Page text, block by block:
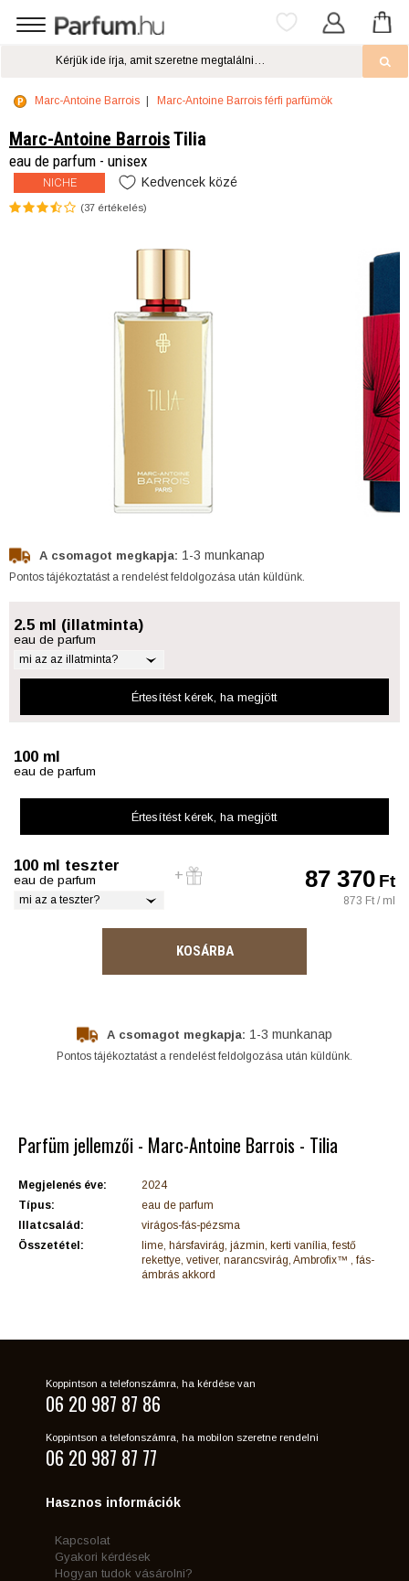
Marc-Antoine Barrois Marc-Antoine Barrois férfi parfümök
Marc-Antoine BarroisTilia
eau de parfum - unisex
NICHE Kedvencek közé
(37 értékelés)
A csomagot megkapja: 1-3 munkanap
Pontos tájékoztatást a rendelést feldolgozása után küldünk.
2.5 ml (illatminta)
eau de parfum
mi az az illatminta?
Értesítést kérek , ha megjött
100 ml
eau de parfum
Értesítést kérek , ha megjött
100 ml teszter
eau de parfum
mi az a teszter?
87 370Ft
873 Ft / ml
KOSÁRBA
A csomagot megkapja: 1-3 munkanap
Pontos tájékoztatást a rendelést feldolgozása után küldünk.
Parfüm jellemzői - Marc-Antoine Barrois - Tilia
Megjelenés éve:
2024
Típus:
eau de parfum
Illatcsalád:
virágos-fás-pézsma
Összetétel:
lime, hársfavirág, jázmin, kerti vanília, festő
rekettye, vetiver, narancsvirág, Ambrofix™ , fás-
ámbrás akkord
Koppintson a telefonszámra, ha kérdése van
06 20 987 87 86
Koppintson a telefonszámra, ha mobilon szeretne rendelni
06 20 987 87 77
Hasznos információk
Kapcsolat
Gyakori kérdések
Hogyan tudok vásárolni?